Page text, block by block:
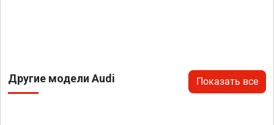
Другие модели Audi Показать все